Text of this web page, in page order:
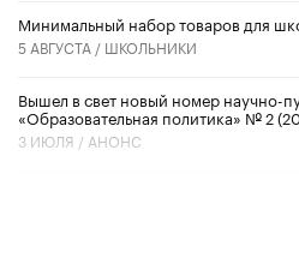
Минимальный набор товаров для
5 АВГУСТА / ШКОЛЬНИКИ
Вышел в свет новый номер научно-
«Образовательная политика» № 2
3 ИЮЛЯ / АНОНС